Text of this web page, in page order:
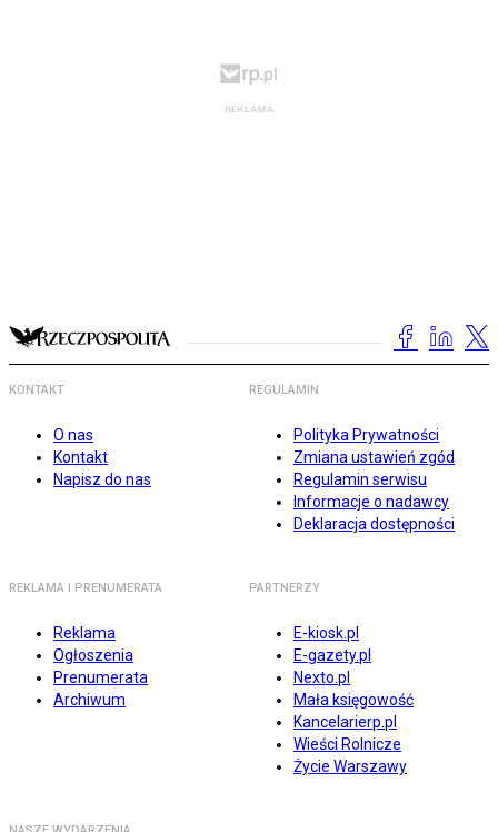
KONTAKT
O nas
Kontakt
Napisz do nas
REGULAMIN
Polityka Prywatności
Zmiana ustawień zgód
Regulamin serwisu
Informacje o nadawcy
Deklaracja dostępności
REKLAMA I PRENUMERATA
Reklama
Ogłoszenia
Prenumerata
Archiwum
PARTNERZY
E-kiosk.pl
E-gazety.pl
Nexto.pl
Mała księgowość
Kancelarierp.pl
Wieści Rolnicze
Życie Warszawy